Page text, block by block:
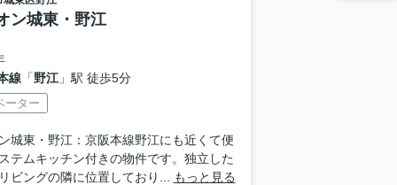
ン城東・野江
線「野江」駅 徒歩5分
ーター
城東・野江：京阪本線野江にも近くて便
テムキッチン付きの物件です。独立した
ビングの隣に位置しており...
もっと見る